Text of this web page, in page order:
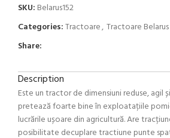
SKU: Belarus152
Categories:Tractoare, Tractoare Belarus
Share:
Description
Este un tractor de dimensiuni reduse, agil
pretează foarte bine în exploatațiile
lucrările ușoare din agricultură. Are
posibilitate decuplare tractiune punte